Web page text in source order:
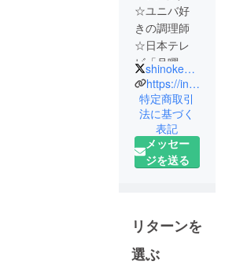
☆ユニバ好
きの⁡調理師
☆日本テレ
ビ「月曜か
ら夜ふか
し」出演!!
📸ユニバで
写真撮るの
に熱中して
ます！
するのを目
指してます
🚚
shinokenta22
https://instabio.cc/SKENTASNS
特定商取引
法に基づく
表記
メッセー
ジを送る
リターンを
選ぶ